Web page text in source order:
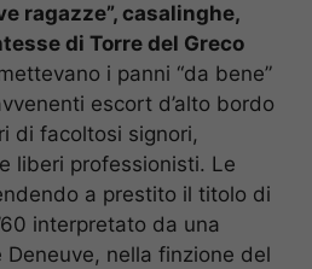
ragazze”, casalinghe,
di Torre del Greco
i panni “da bene”
escort d’alto bordo
di facoltosi signori,
liberi professionisti. Le
a prestito il titolo di
interpretato da una
nella finzione del